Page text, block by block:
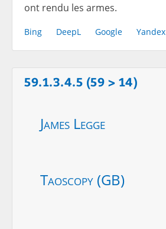
ont rendu les armes.
Bing DeepL Google Yandex
59.1.3.4.5 (59 > 14)
James Legge
Taoscopy (GB)